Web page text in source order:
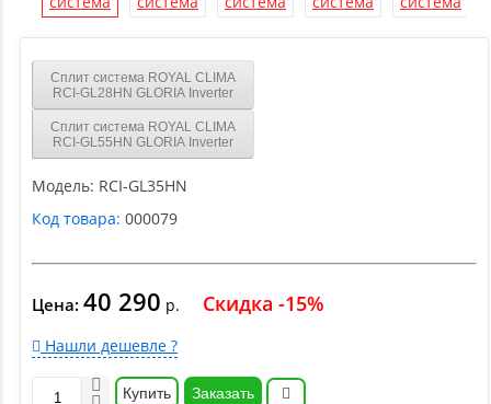
Сплит система ROYAL CLIMA
RCI-GL28HN GLORIA Inverter
Сплит система ROYAL CLIMA
RCI-GL55HN GLORIA Inverter
Модель: RCI-GL35HN
Код товара: 000079
Цена: 40 290 р. Скидка -15%
Нашли дешевле ?
Купить Заказать